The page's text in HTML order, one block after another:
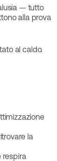
— tutto
alla prova
al caldo.
la
respira